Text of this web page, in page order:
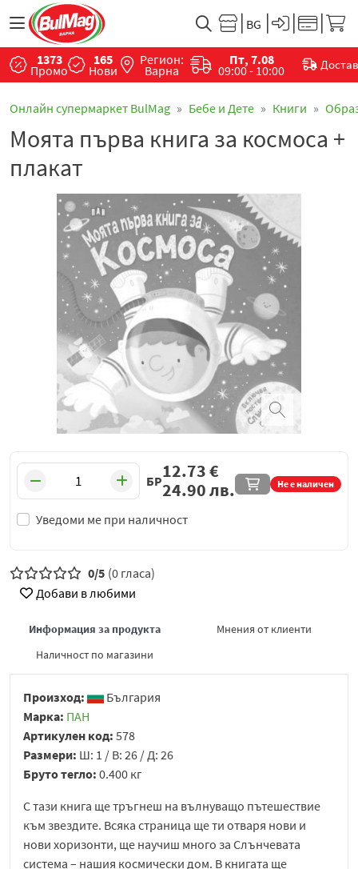
1373
Промо
165
Нови
Регион:
Варна
Пт, 7.08
09:00 - 10:00
Онлайн супермаркет BulMag Бебе и Дете Книги
Моята първа книга за космоса +
плакат
БР Не е наличен
Уведоми ме при наличност
12.73€
24.90лв.
0/5 (0 гласа)
Добави в любими
Информация за продукта
Мнения от клиенти
Наличност по магазини
Произход:
България
Марка: ПАН
Артикулен код: 578
Размери: Ш: 1 / В: 26 / Д: 26
Бруто тегло: 0.400 кг
С тази книга ще тръгнеш на вълнуващо пътешествие
към звездите. Всяка страница ще ти отваря нови и
нови хоризонти, ще научиш много за Слънчевата
система – нашия космически дом. В книгата ще